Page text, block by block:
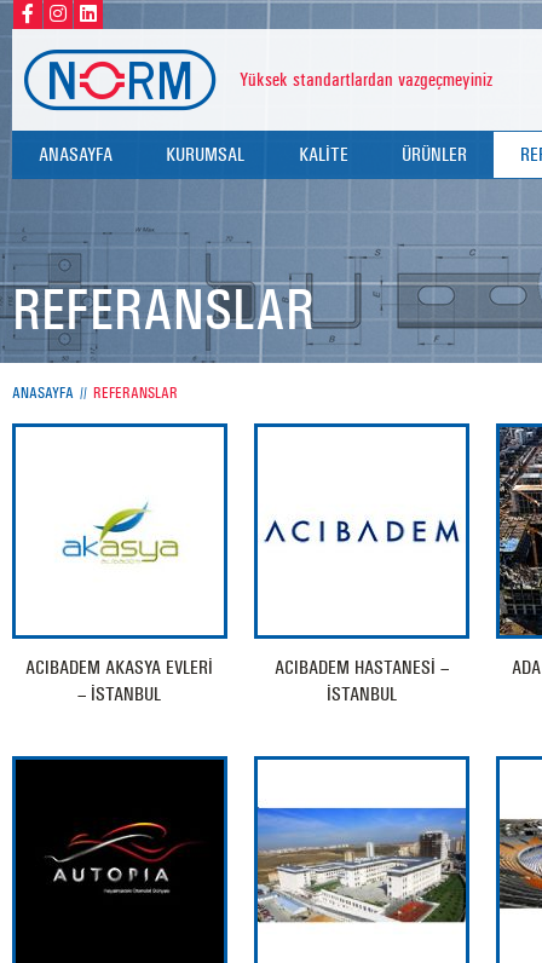
Yüksek standartlardan vazgeçmeyiniz
ANASAYFA KURUMSAL
DEĞERLERİMİZ
KALİTE
SERTİFİKALARIMIZ
TEST RAPORLARIMIZ
ÜRÜNLER
PERFORE KANALLAR
DİĞER BAĞLANTI
DÜBELLER
REFERANSLAR
ANASAYFA REFERANSLAR
ACIBADEM AKASYA EVLERİ
– İSTANBUL
ACIBADEM HASTANESİ –
İSTANBUL